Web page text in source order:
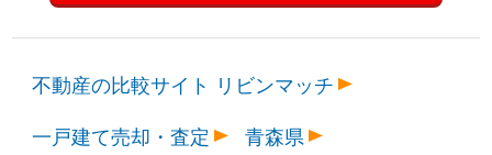
不動産の比較サイト リビンマッチ
一戸建て売却・査定
青森県